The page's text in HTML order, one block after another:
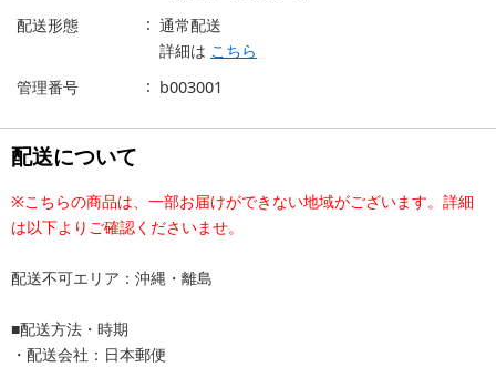
配送形態
通常配送
詳細は こちら
管理番号
b003001
配送について
※こちらの商品は、一部お届けができない地域がございます。詳細
は以下よりご確認くださいませ。
配送不可エリア：沖縄・離島
■配送方法・時期
・配送会社：日本郵便